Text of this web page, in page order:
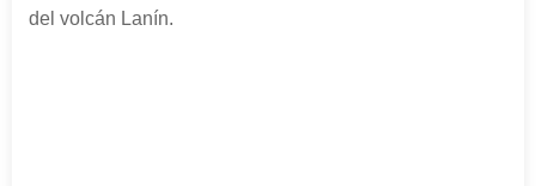
del volcán Lanín.